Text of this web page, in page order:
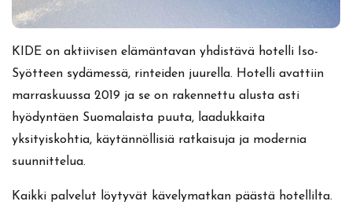
KIDE on aktiivisen elämäntavan yhdistävä hotelli Iso-
Syötteen sydämessä, rinteiden juurella. Hotelli avattiin
marraskuussa 2019 ja se on rakennettu alusta asti
hyödyntäen Suomalaista puuta, laadukkaita
yksityiskohtia, käytännöllisiä ratkaisuja ja modernia
suunnittelua.
Kaikki palvelut löytyvät kävelymatkan päästä hotellilta.